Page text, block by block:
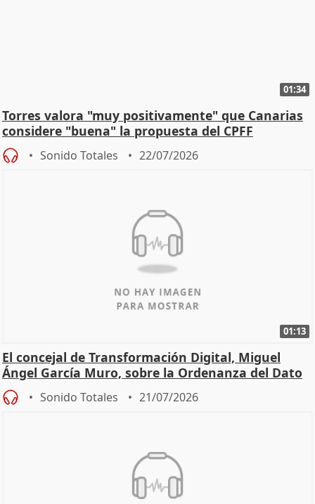
01:34
Torres valora "muy positivamente" que Canarias
considere "buena" la propuesta del CPFF
Sonido Totales 22/07/2026
01:13
El concejal de Transformación Digital, Miguel
Ángel García Muro, sobre la Ordenanza del Dato
Sonido Totales 21/07/2026